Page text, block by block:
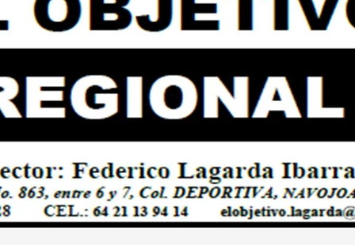
de Quienes Más lo Necesitan… Desde:
Regional”.
la Afortunada Ganadora del
ATTITUDE de “GANA CON TU
Desde: Redacción “El Objetivo
CIUDADANO”… Desde:
Regional”.